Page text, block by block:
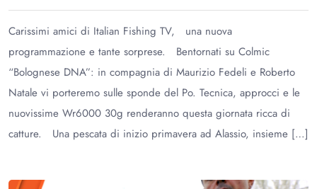
Carissimi amici di Italian Fishing TV, una nuova
programmazione e tante sorprese. Bentornati su Colmic
“Bolognese DNA”: in compagnia di Maurizio Fedeli e Roberto
Natale vi porteremo sulle sponde del Po. Tecnica, approcci e le
nuovissime Wr6000 30g renderanno questa giornata ricca di
catture. Una pescata di inizio primavera ad Alassio, insieme […]